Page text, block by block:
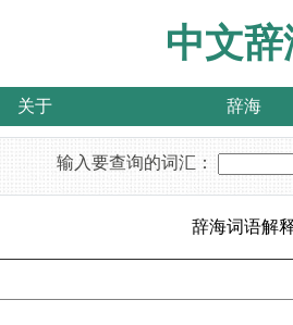
中文辞
关于 辞海
输入要查询的词汇：
辞海词语解